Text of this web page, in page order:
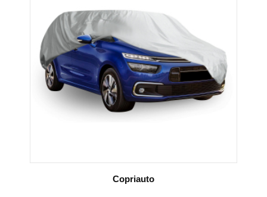
Copriauto
Girovetri "PRO-SUN"